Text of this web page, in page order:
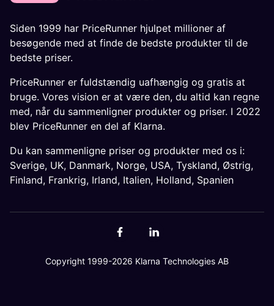
Siden 1999 har PriceRunner hjulpet millioner af
besøgende med at finde de bedste produkter til de
bedste priser.
PriceRunner er fuldstændig uafhængig og gratis at
bruge. Vores vision er at være den, du altid kan regne
med, når du sammenligner produkter og priser. I 2022
blev PriceRunner en del af Klarna.
Du kan sammenligne priser og produkter med os i:
Sverige, UK, Danmark, Norge, USA, Tyskland, Østrig,
Finland, Frankrig, Irland, Italien, Holland, Spanien
Copyright 1999-2026 Klarna Technologies AB